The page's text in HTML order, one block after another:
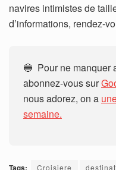
navires intimistes de
d’informations, rendez-
🔵 Pour ne manquer
abonnez-vous sur
nous adorez, on a
semaine.
Tags: Croisiere